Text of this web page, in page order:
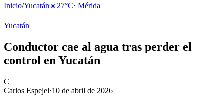
Inicio/Yucatán☀️27°C· Mérida
Yucatán
Conductor cae al agua tras perder el
control en Yucatán
C
Carlos Espejel·10 de abril de 2026